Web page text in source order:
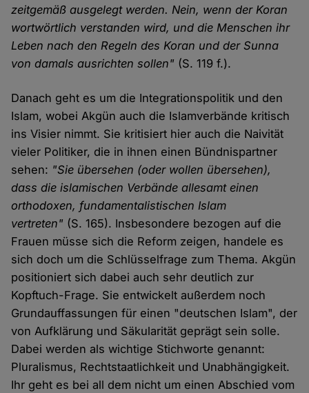
zeitgemäß ausgelegt werden. Nein, wenn der Koran
wortwörtlich verstanden wird, und die Menschen ihr
Leben nach den Regeln des Koran und der Sunna
von damals ausrichten sollen" (S. 119 f.).
Danach geht es um die Integrationspolitik und den
Islam, wobei Akgün auch die Islamverbände kritisch
ins Visier nimmt. Sie kritisiert hier auch die Naivität
vieler Politiker, die in ihnen einen Bündnispartner
sehen: "Sie übersehen (oder wollen übersehen),
dass die islamischen Verbände allesamt einen
orthodoxen, fundamentalistischen Islam
vertreten" (S. 165). Insbesondere bezogen auf die
Frauen müsse sich die Reform zeigen, handele es
sich doch um die Schlüsselfrage zum Thema. Akgün
positioniert sich dabei auch sehr deutlich zur
Kopftuch-Frage. Sie entwickelt außerdem noch
Grundauffassungen für einen "deutschen Islam", der
von Aufklärung und Säkularität geprägt sein solle.
Dabei werden als wichtige Stichworte genannt:
Pluralismus, Rechtstaatlichkeit und Unabhängigkeit.
Ihr geht es bei all dem nicht um einen Abschied vom